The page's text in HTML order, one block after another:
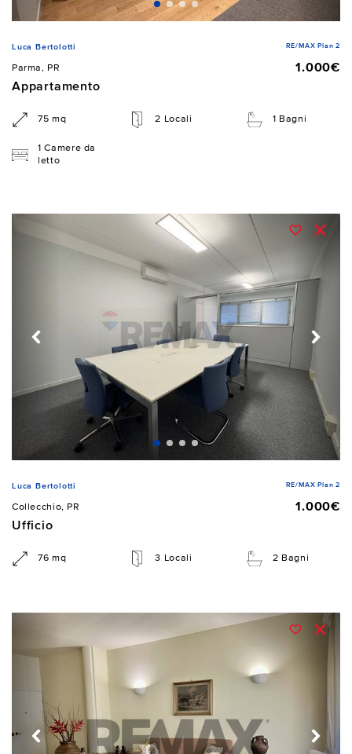
Luca Bertolotti RE/MAX Plan 2
Parma, PR
1.000€
Appartamento
75 mq 2 Locali 1 Bagni
1 Camere da
letto
Luca Bertolotti RE/MAX Plan 2
Collecchio, PR
1.000€
Ufficio
76 mq 3 Locali 2 Bagni